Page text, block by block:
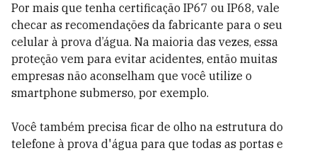
Por mais que tenha certificação IP67 ou IP68, vale
checar as recomendações da fabricante para o seu
celular à prova d’água. Na maioria das vezes, essa
proteção vem para evitar acidentes, então muitas
empresas não aconselham que você utilize o
smartphone submerso, por exemplo.
Você também precisa ficar de olho na estrutura do
telefone à prova d'água para que todas as portas e